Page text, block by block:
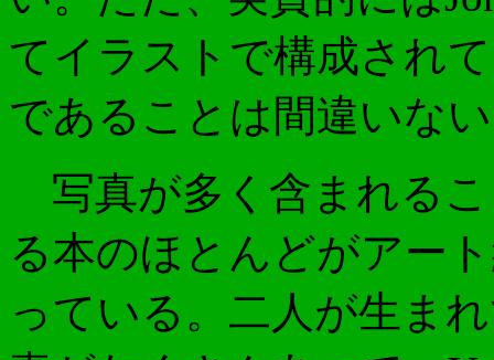
てイラストで構成され
であることは間違いな
写真が多く含まれる
る本のほとんどがアー
っている。二人が生ま